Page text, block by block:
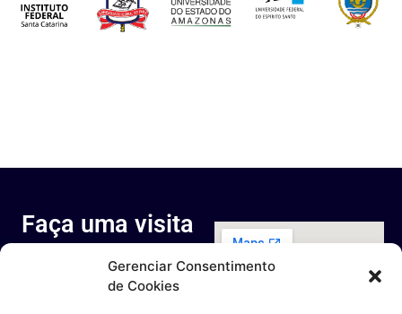
Gerenciar Consentimento
de Cookies
Faça uma visita
ao nosso
espaço
Rua Octávio Cantanhede, 817-